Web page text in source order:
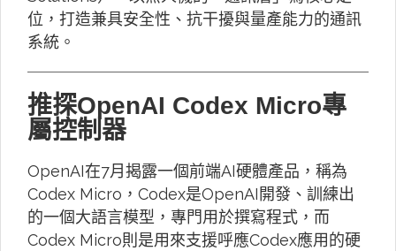
位，打造兼具安全性、抗干擾與量產能力的通訊
系統。
推探OpenAI Codex Micro專
屬控制器
OpenAI在7月揭露一個前端AI硬體產品，稱為
Codex Micro，Codex是OpenAI開發、訓練出
的一個大語言模型，專門用於撰寫程式，而
Codex Micro則是用來支援呼應Codex應用的硬